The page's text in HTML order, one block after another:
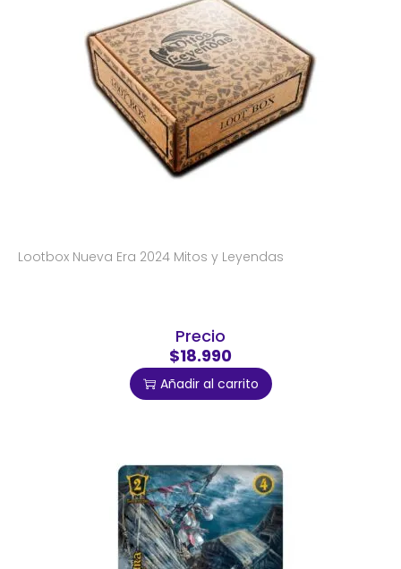
Lootbox Nueva Era 2024 Mitos y Leyendas
Precio
$18.990
Añadir al carrito